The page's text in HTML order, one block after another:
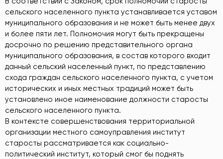
сельского населенного пункта устанавливается уставом
муниципального образования и не может быть менее двух
и более пяти лет. Полномочия могут быть прекращены
досрочно по решению представительного органа
муниципального образования, в состав которого входит
данный сельский населенный пункт, по представлению
схода граждан сельского населенного пункта, с учетом
исторических и иных местных традиций может быть
установлено иное наименование должности старосты
сельского населенного пункта.
В контексте совершенствования территориальной
организации местного самоуправления институт
старосты рассматривается как социально-
политический институт, который смог бы поднять